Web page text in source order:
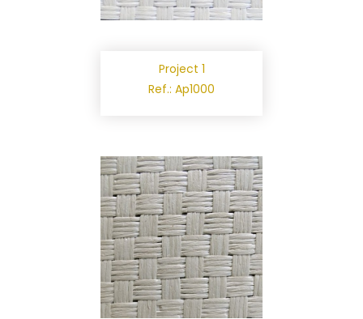
Project 1
Ref.: Ap1000